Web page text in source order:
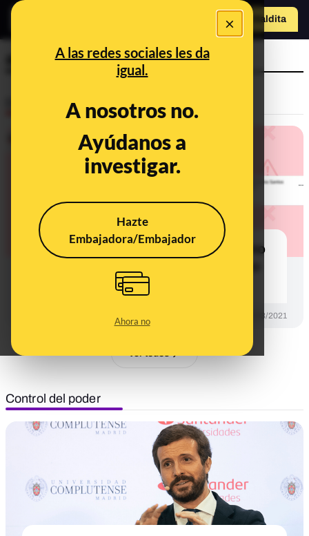
×
A las redes sociales les da
igual.
A nosotros no.
Ayúdanos a
investigar.
Hazte
Embajadora/Embajador
Ahora no
Hazte Maldita
autónomo
¿Qué sabemos de que 'un autónomo
30/03/2021
Ver todos
Control del poder